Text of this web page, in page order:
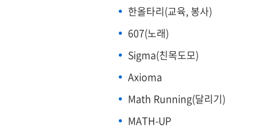
한올타리(교육, 봉사)
607(노래)
Sigma(친목도모)
Axioma
Math Running(달리기)
MATH-UP